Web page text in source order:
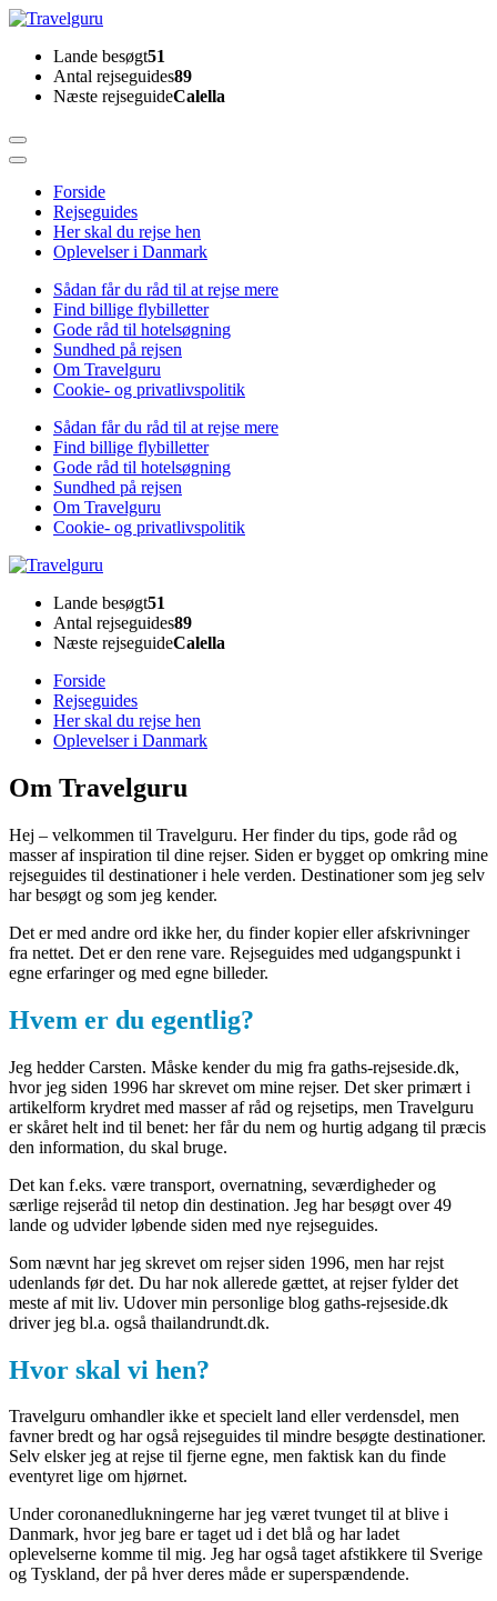
Skip
content
(Press
Enter)
TravelguruLande besøgt51
Antal rejseguides89
Næste rejseguideCalella
Forside
Rejseguides
Her skal du rejse hen
Oplevelser i Danmark
Sådan får du råd til at rejse mere
Find billige flybilletter
Gode råd til hotelsøgning
Sundhed på rejsen
Om Travelguru
Cookie- og privatlivspolitik
Sådan får du råd til at rejse mere
Find billige flybilletter
Gode råd til hotelsøgning
Sundhed på rejsen
Om Travelguru
Cookie- og privatlivspolitik
TravelguruLande besøgt51
Antal rejseguides89
Næste rejseguideCalella
Forside
Rejseguides
Her skal du rejse hen
Oplevelser i Danmark
Om Travelguru
Hej – velkommen til Travelguru. Her finder du tips, gode råd og
masser af inspiration til dine rejser. Siden er bygget op omkring mine
rejseguides til destinationer i hele verden. Destinationer som jeg selv
har besøgt og som jeg kender.
Det er med andre ord ikke her, du finder kopier eller afskrivninger
fra nettet. Det er den rene vare. Rejseguides med udgangspunkt i
egne erfaringer og med egne billeder.
Hvem er du egentlig?
Jeg hedder Carsten. Måske kender du mig fra gaths-rejseside.dk,
hvor jeg siden 1996 har skrevet om mine rejser. Det sker primært i
artikelform krydret med masser af råd og rejsetips, men Travelguru
er skåret helt ind til benet: her får du nem og hurtig adgang til præcis
den information, du skal bruge.
Det kan f.eks. være transport, overnatning, seværdigheder og
særlige rejseråd til netop din destination. Jeg har besøgt over 49
lande og udvider løbende siden med nye rejseguides.
Som nævnt har jeg skrevet om rejser siden 1996, men har rejst
udenlands før det. Du har nok allerede gættet, at rejser fylder det
meste af mit liv. Udover min personlige blog gaths-rejseside.dk
driver jeg bl.a. også thailandrundt.dk.
Hvor skal vi hen?
Travelguru omhandler ikke et specielt land eller verdensdel, men
favner bredt og har også rejseguides til mindre besøgte destinationer.
Selv elsker jeg at rejse til fjerne egne, men faktisk kan du finde
eventyret lige om hjørnet.
Under coronanedlukningerne har jeg været tvunget til at blive i
Danmark, hvor jeg bare er taget ud i det blå og har ladet
oplevelserne komme til mig. Jeg har også taget afstikkere til Sverige
og Tyskland, der på hver deres måde er superspændende.